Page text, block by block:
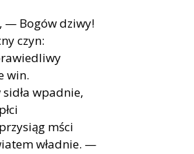
— Bogów dziwy!
czyn:
win.
wpadnie,
mści
władnie. —